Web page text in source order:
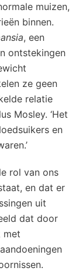
muizen,
binnen.
, een
ontstekingen
ze geen
relatie
Mosley. ‘Het
en
rol van ons
en dat er
uit
dat door
met